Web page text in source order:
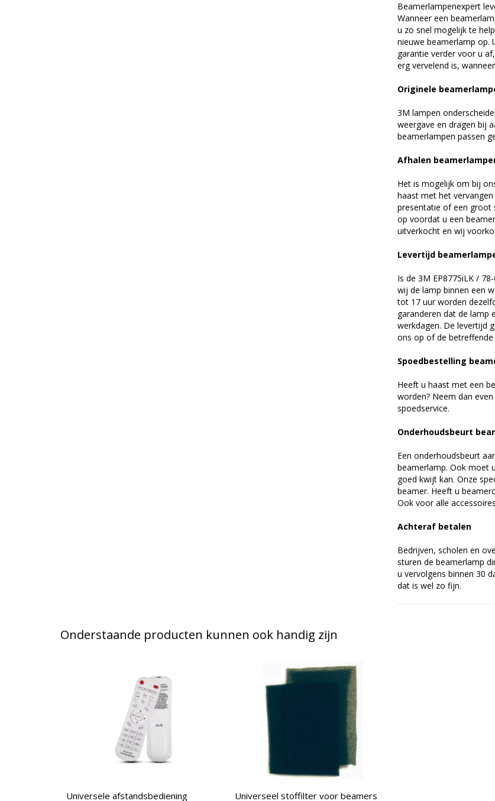
Beamerlampenexpert
Wanneer een
u zo snel mogelijk te
nieuwe beamerlamp op.
garantie verder voor u
erg vervelend is,
Originele
3M lampen
weergave en dragen bij
beamerlampen passen
Afhalen
Het is mogelijk om bij
haast met het
presentatie of een groot
op voordat u een
uitverkocht en wij
Levertijd
Is de 3M EP8775iLK /
wij de lamp binnen een
tot 17 uur worden
garanderen dat de lamp
werkdagen. De levertijd
ons op of de betreffende
Spoedbestelling
Heeft u haast met een
worden? Neem dan even
spoedservice.
Onderhoudsbeurt
Een onderhoudsbeurt
beamerlamp. Ook moet
goed kwijt kan. Onze
beamer. Heeft u
Ook voor alle
Achteraf betalen
Bedrijven, scholen en
sturen de beamerlamp
u vervolgens binnen 30
dat is wel zo fijn.
Onderstaande producten kunnen ook handig zijn
Universele afstandsbediening Universeel stoffilter voor beamers